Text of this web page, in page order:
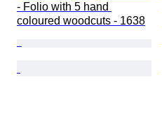
- Folio with 5 hand
coloured woodcuts - 1638